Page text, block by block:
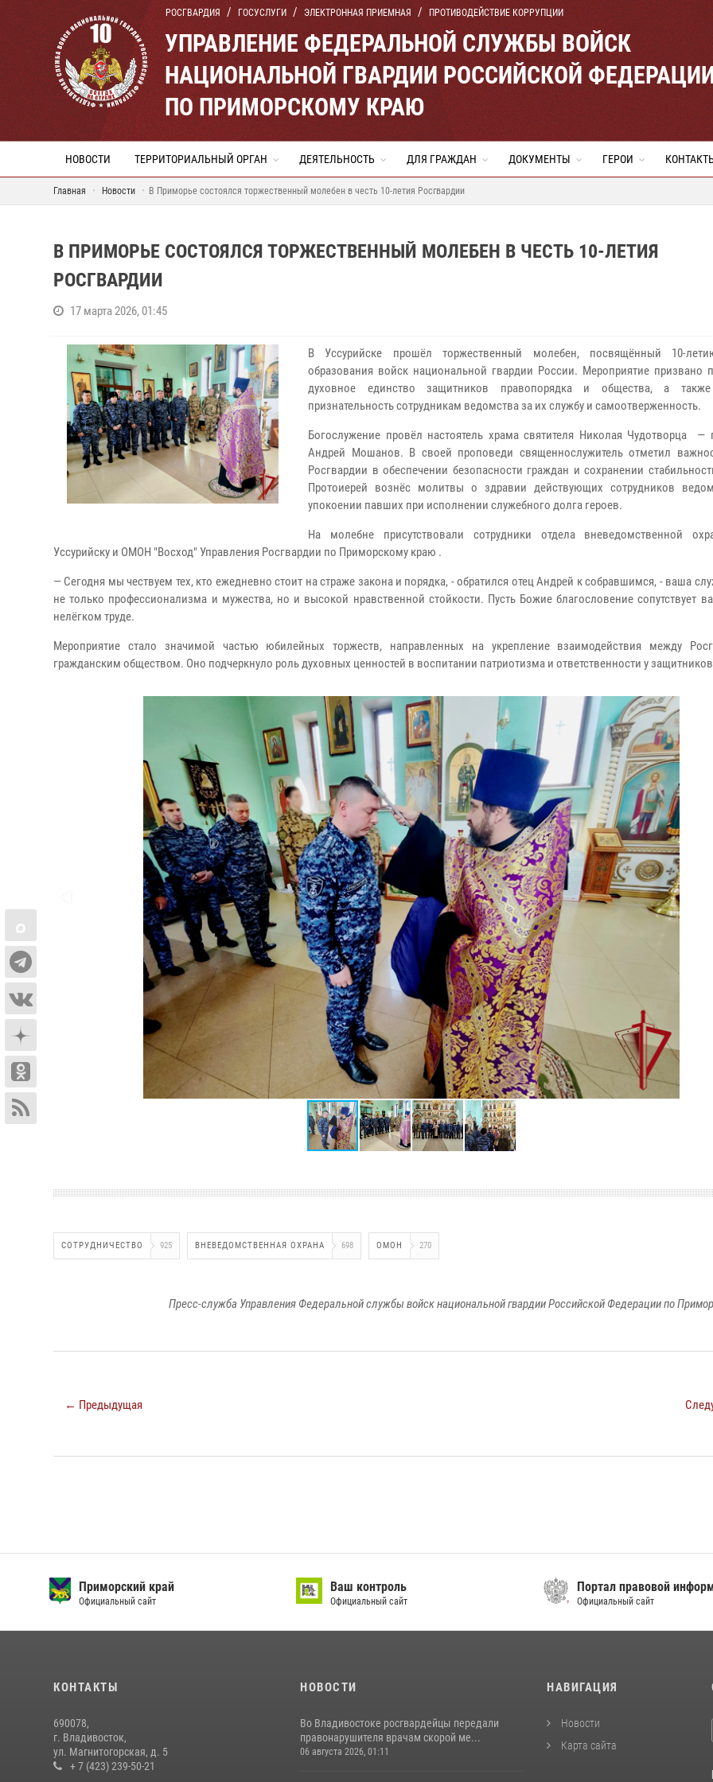
РОСГВАРДИЯ ГОСУСЛУГИ ЭЛЕКТРОННАЯ ПРИЕМНАЯ ПРОТИВОДЕЙСТВИЕ КОРРУПЦИИ
УПРАВЛЕНИЕ ФЕДЕРАЛЬНОЙ СЛУЖБЫ ВОЙСК
НАЦИОНАЛЬНОЙ ГВАРДИИ РОССИЙСКОЙ
ПО ПРИМОРСКОМУ КРАЮ
НОВОСТИ ТЕРРИТОРИАЛЬНЫЙ ОРГАН ДЕЯТЕЛЬНОСТЬ ДЛЯ ГРАЖДАН ДОКУМЕНТЫ ГЕРОИ
Главная Новости В Приморье состоялся торжественный молебен в честь 10-летия Росгвардии
В ПРИМОРЬЕ СОСТОЯЛСЯ ТОРЖЕСТВЕННЫЙ МОЛЕБЕН В ЧЕСТЬ 10-ЛЕТИЯ
РОСГВАРДИИ
17 марта 2026, 01:45
В Уссурийске прошёл торжественный молебен, посвящённый 10-
образования войск национальной гвардии России. Мероприятие призвано
духовное единство защитников правопорядка и общества, а
признательность сотрудникам ведомства за их службу и самоотверженность.
Богослужение провёл настоятель храма святителя Николая Чудотворца —
Андрей Мошанов. В своей проповеди священнослужитель отметил
Росгвардии в обеспечении безопасности граждан и сохранении
Протоиерей вознёс молитвы о здравии действующих сотрудников
упокоении павших при исполнении служебного долга героев.
На молебне присутствовали сотрудники отдела вневедомственной
Уссурийску и ОМОН "Восход" Управления Росгвардии по Приморскому краю .
— Сегодня мы чествуем тех, кто ежедневно стоит на страже закона и порядка, - обратился отец Андрей к собравшимся, - ваша
не только профессионализма и мужества, но и высокой нравственной стойкости. Пусть Божие благословение сопутствует
нелёгком труде.
Мероприятие стало значимой частью юбилейных торжеств, направленных на укрепление взаимодействия между
гражданским обществом. Оно подчеркнуло роль духовных ценностей в воспитании патриотизма и ответственности у
СОТРУДНИЧЕСТВО 925 ВНЕВЕДОМСТВЕННАЯ ОХРАНА 698 ОМОН 270
Пресс-служба Управления Федеральной службы войск национальной гвардии Российской Федерации по
← Предыдущая
Приморский край
Официальный сайт
Ваш контроль
Официальный сайт
Портал правовой
Официальный сайт
КОНТАКТЫ
690078,
г. Владивосток,
ул. Магнитогорская, д. 5
+ 7 (423) 239-50-21
НОВОСТИ
Во Владивостоке росгвардейцы передали
правонарушителя врачам скорой ме...
06 августа 2026, 01:11
НАВИГАЦИЯ
Новости
Карта сайта